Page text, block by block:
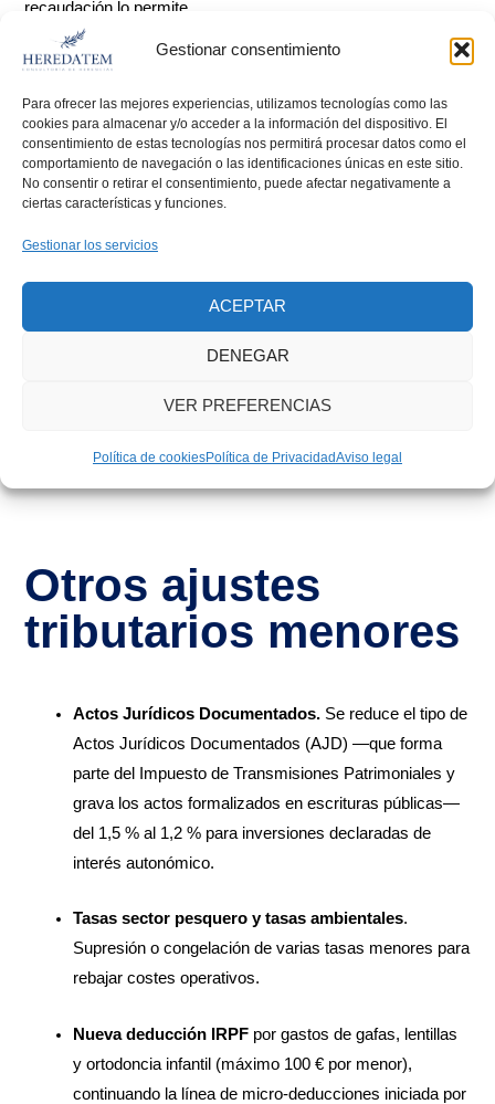
Gestionar consentimiento
Para ofrecer las mejores experiencias, utilizamos tecnologías como las
cookies para almacenar y/o acceder a la información del dispositivo. El
consentimiento de estas tecnologías nos permitirá procesar datos como el
comportamiento de navegación o las identificaciones únicas en este sitio.
No consentir o retirar el consentimiento, puede afectar negativamente a
ciertas características y funciones.
Gestionar los servicios
ACEPTAR
DENEGAR
VER PREFERENCIAS
Política de cookiesPolítica de PrivacidadAviso legal
recaudación lo permite.
De nuevo, vamos a hacer un cálculo aproximado para que lo
entiendas mejor. Un tío deja 120.000 € a su sobrino, de los
que habría que pagar —con la cuota del anterior Impuesto de
Sucesiones— 15.960 €. Próximamente, con la cuota
bonificada al 50%, para esta misma base heredada se
tributarán 7.980 € —o lo que es lo mismo: tendrás un ahorro
directo de 7.980 €.
Según el Consell, con esa medida se busca aproximar el
trato fiscal de losfamiliares de segundo gradoal concedido
en otras Comunidades Autónomas de España, incentivar que
negocios, etc.— permanezcan dentro del núcleo familiar
ampliado y reducir la litigiosidad en herencias colaterales,
Otros ajustes
tributarios menores
Actos Jurídicos Documentados. Se reduce el tipo de
Actos Jurídicos Documentados (AJD) —que forma
parte del Impuesto de Transmisiones Patrimoniales y
grava los actos formalizados en escrituras públicas—
del 1,5 % al 1,2 % para inversiones declaradas de
interés autonómico.
Tasas sector pesquero y tasas ambientales.
Supresión o congelación de varias tasas menores para
rebajar costes operativos.
Nueva deducción IRPF por gastos de gafas, lentillas
y ortodoncia infantil (máximo 100 € por menor),
continuando la línea de micro-deducciones iniciada por